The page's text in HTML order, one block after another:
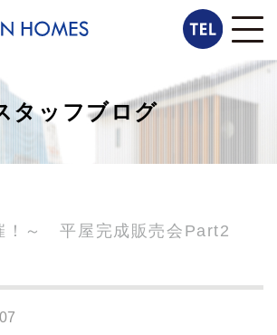
タッフブログ
！～ 平屋完成販売会Part2